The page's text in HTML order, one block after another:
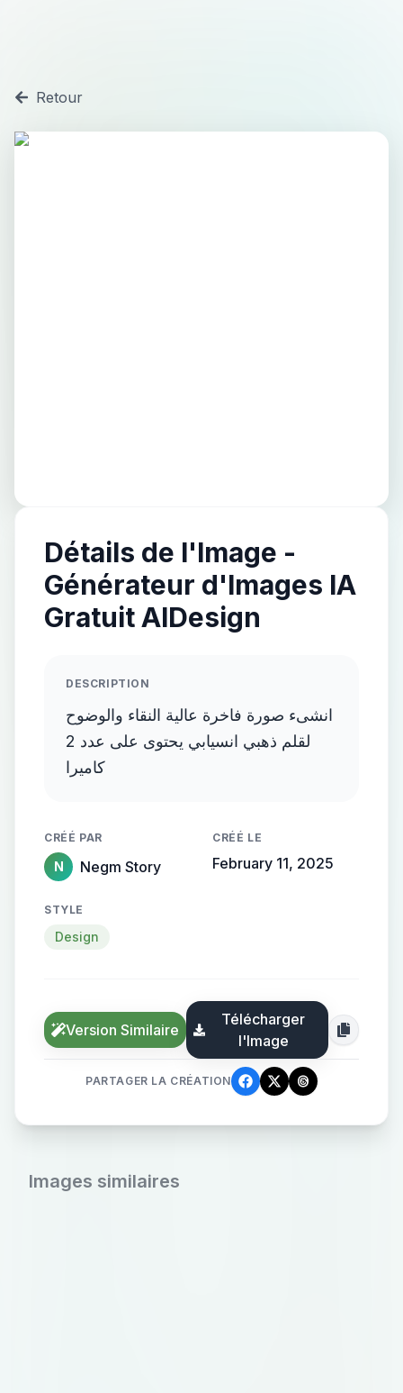
Retour
Détails de l'Image -
Générateur d'Images IA
Gratuit AIDesign
DESCRIPTION
انشىء صورة فاخرة عالية النقاء والوضوح
لقلم ذهبي انسيابي يحتوى على عدد 2
كاميرا
CRÉÉ PAR
N Negm Story
CRÉÉ LE
February 11, 2025
STYLE
Design
Version Similaire
Télécharger
l'Image
PARTAGER LA CRÉATION
Images similaires